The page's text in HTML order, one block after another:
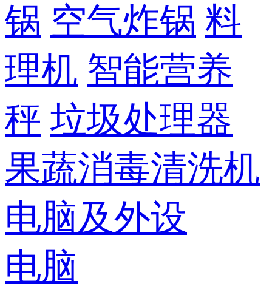
锅 空气炸锅 料
理机 智能营养
秤 垃圾处理器
果蔬消毒清洗机
电脑及外设
电脑